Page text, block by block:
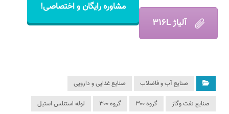
آلیاژ ۳۱۶L
مشاوره رایگان و اختصاصی!
صنایع آب و فاضلاب صنایع غذایی و دارویی
صنایع نفت وگاز گروه ۳۰۰ گروه ۳۰۰ لوله استنلس استیل